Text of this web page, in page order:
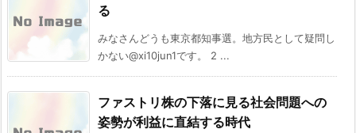
る
みなさんどうも東京都知事選。地方民として疑問し
かない@xi10jun1です。 2 ...
ファストリ株の下落に見る社会問題への
姿勢が利益に直結する時代